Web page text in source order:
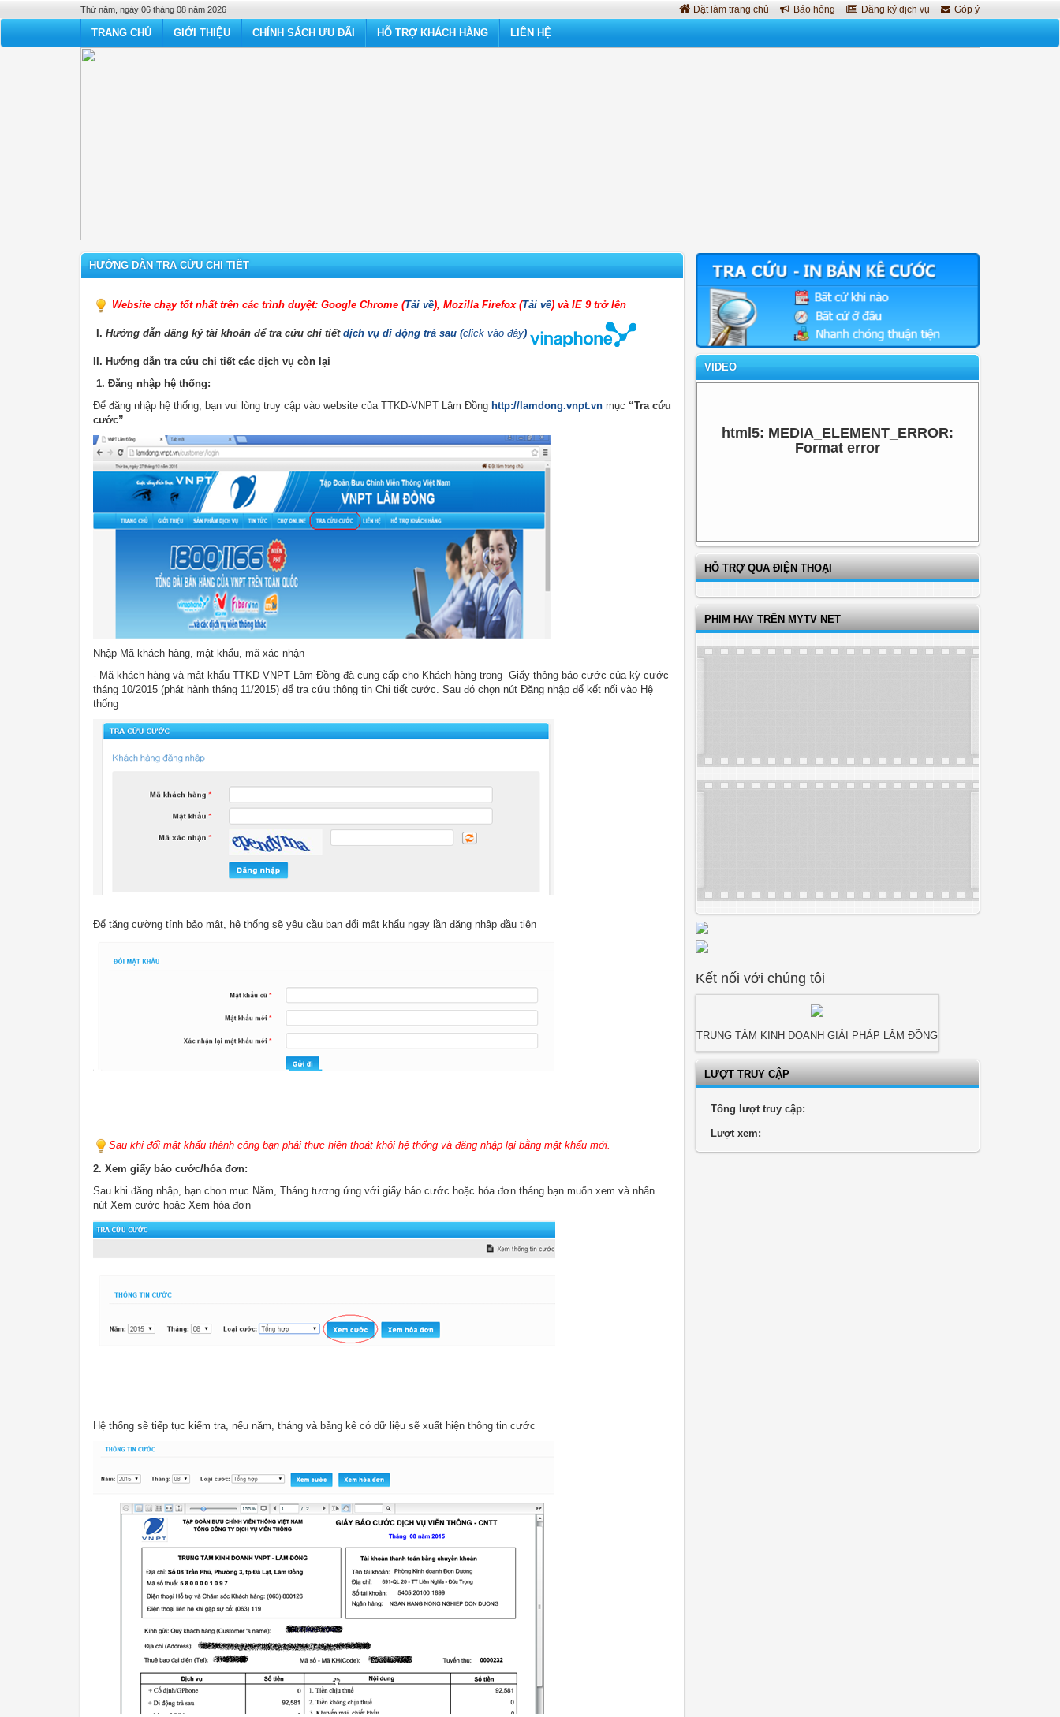
Thứ năm, ngày 06 tháng 08 năm 2026 Đặt làm trang chủ Báo hỏng Đăng ký dịch vụ Góp ý
TRANG CHỦ GIỚI THIỆU CHÍNH SÁCH ƯU ĐÃI HỖ TRỢ KHÁCH HÀNG LIÊN HỆ
HƯỚNG DẪN TRA CỨU CHI TIẾT
Website chạy tốt nhất trên các trình duyệt: Google Chrome (Tải về), Mozilla Firefox (Tải về) và IE 9 trở lên
I. Hướng dẫn đăng ký tài khoản để tra cứu chi tiết dịch vụ di động trả sau (click vào đây)
II. Hướng dẫn tra cứu chi tiết các dịch vụ còn lại
1. Đăng nhập hệ thống:
Để đăng nhập hệ thống, bạn vui lòng truy cập vào website của TTKD-VNPT Lâm Đồng http://lamdong.vnpt.vn mục “Tra cứu
cước”
Nhập Mã khách hàng, mật khẩu, mã xác nhận
- Mã khách hàng và mật khẩu TTKD-VNPT Lâm Đồng đã cung cấp cho Khách hàng trong Giấy thông báo cước của kỳ cước
tháng 10/2015 (phát hành tháng 11/2015) để tra cứu thông tin Chi tiết cước. Sau đó chọn nút Đăng nhập để kết nối vào Hệ
thống
Để tăng cường tính bảo mật, hệ thống sẽ yêu cầu bạn đổi mật khẩu ngay lần đăng nhập đầu tiên
Sau khi đổi mật khẩu thành công bạn phải thực hiện thoát khỏi hệ thống và đăng nhập lại bằng mật khẩu mới.
2. Xem giấy báo cước/hóa đơn:
Sau khi đăng nhập, bạn chọn mục Năm, Tháng tương ứng với giấy báo cước hoặc hóa đơn tháng bạn muốn xem và nhấn
nút Xem cước hoặc Xem hóa đơn
Hệ thống sẽ tiếp tục kiểm tra, nếu năm, tháng và bảng kê có dữ liệu sẽ xuất hiện thông tin cước
VIDEO
html5: MEDIA_ELEMENT_ERROR:
Format error
HỖ TRỢ QUA ĐIỆN THOẠI
PHIM HAY TRÊN MYTV NET
Kết nối với chúng tôi
TRUNG TÂM KINH DOANH GIẢI PHÁP LÂM ĐỒNG
LƯỢT TRUY CẬP
Tổng lượt truy cập:
Lượt xem: